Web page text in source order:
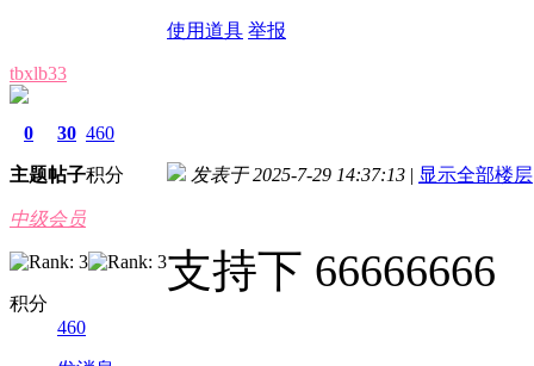
使用道具 举报
tbxlb33
0
主题
30
帖子
460
积分
中级会员
积分
460
发表于 2025-7-29 14:37:13 | 显示全部楼层
支持下 66666666